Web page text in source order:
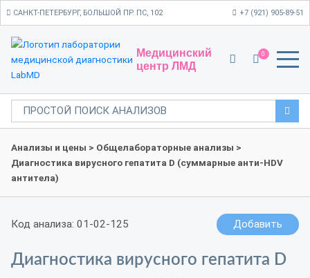
САНКТ-ПЕТЕРБУРГ, БОЛЬШОЙ ПР. ПС, 102 +7 (921) 905-89-51
Медицинский
центр ЛМД
0
Анализы и цены > Общелабораторные анализы >
Диагностика вирусного гепатита D (суммарные анти-HDV
антитела)
Код анализа: 01-02-125 Добавить
Диагностика вирусного гепатита D